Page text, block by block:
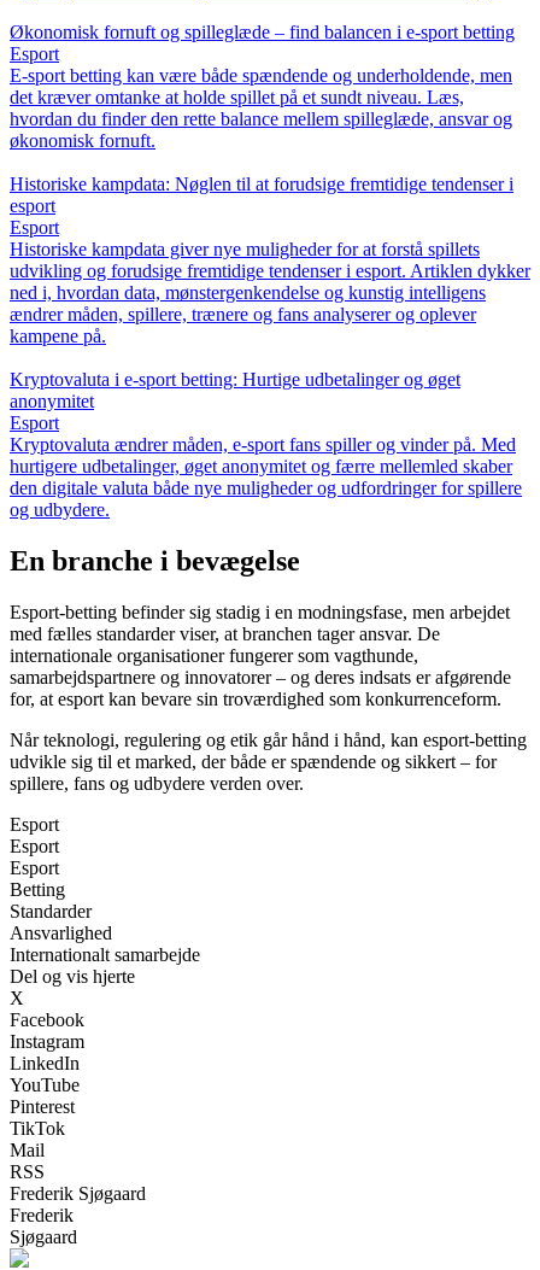
Økonomisk fornuft og spilleglæde – find balancen i e-sport betting
Esport
E-sport betting kan være både spændende og underholdende, men
det kræver omtanke at holde spillet på et sundt niveau. Læs,
hvordan du finder den rette balance mellem spilleglæde, ansvar og
økonomisk fornuft.
Historiske kampdata: Nøglen til at forudsige fremtidige tendenser i
esport
Esport
Historiske kampdata giver nye muligheder for at forstå spillets
udvikling og forudsige fremtidige tendenser i esport. Artiklen dykker
ned i, hvordan data, mønstergenkendelse og kunstig intelligens
ændrer måden, spillere, trænere og fans analyserer og oplever
kampene på.
Kryptovaluta i e-sport betting: Hurtige udbetalinger og øget
anonymitet
Esport
Kryptovaluta ændrer måden, e-sport fans spiller og vinder på. Med
hurtigere udbetalinger, øget anonymitet og færre mellemled skaber
den digitale valuta både nye muligheder og udfordringer for spillere
og udbydere.
En branche i bevægelse
Esport-betting befinder sig stadig i en modningsfase, men arbejdet
med fælles standarder viser, at branchen tager ansvar. De
internationale organisationer fungerer som vagthunde,
samarbejdspartnere og innovatorer – og deres indsats er afgørende
for, at esport kan bevare sin troværdighed som konkurrenceform.
Når teknologi, regulering og etik går hånd i hånd, kan esport-betting
udvikle sig til et marked, der både er spændende og sikkert – for
spillere, fans og udbydere verden over.
Esport
Esport
Esport
Betting
Standarder
Ansvarlighed
Internationalt samarbejde
Del og vis hjerte
X
Facebook
Instagram
LinkedIn
YouTube
Pinterest
TikTok
Mail
RSS
Frederik Sjøgaard
Frederik
Sjøgaard